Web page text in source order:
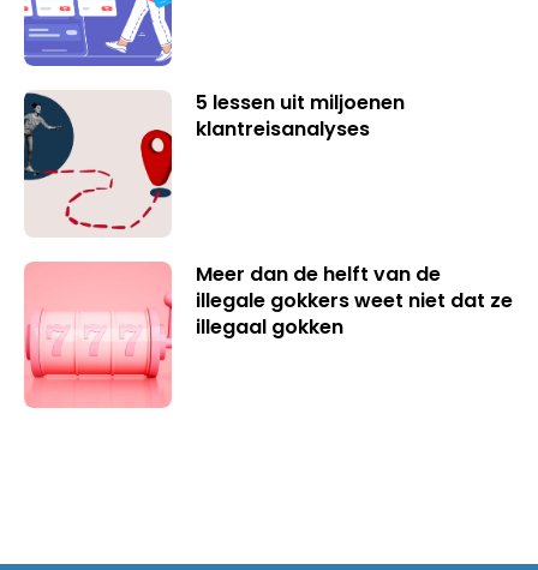
5 lessen uit miljoenen
klantreisanalyses
Meer dan de helft van de
illegale gokkers weet niet dat ze
illegaal gokken